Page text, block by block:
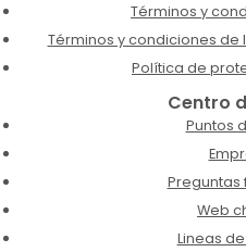
Términos y
Términos y condiciones
Política de
Centro
Puntos
Preguntas
Web
Lineas